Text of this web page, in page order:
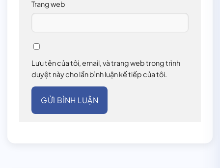
Trang web
Lưu tên của tôi, email, và trang web trong trình
duyệt này cho lần bình luận kế tiếp của tôi.